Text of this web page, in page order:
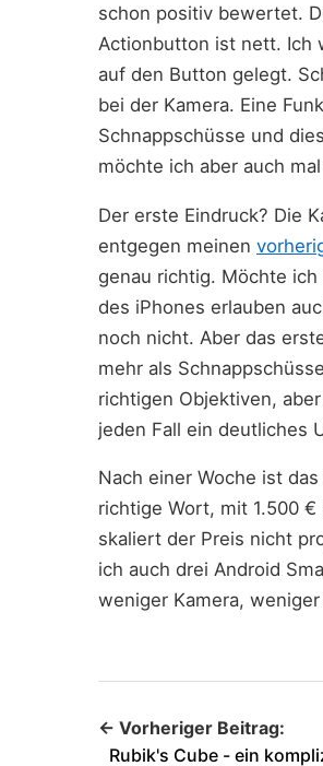
schon positiv bewertet.
Actionbutton ist nett. Ich
auf den Button gelegt.
bei der Kamera. Eine
Schnappschüsse und
möchte ich aber auch
Der erste Eindruck? Die
entgegen meinen
genau richtig. Möchte
des iPhones erlauben
noch nicht. Aber das
mehr als
richtigen Objektiven,
jeden Fall ein deutliches
Nach einer Woche ist
richtige Wort, mit 1.500
skaliert der Preis nicht
ich auch drei Android
weniger Kamera,
← Vorheriger Beitrag:
Rubik's Cube - ein